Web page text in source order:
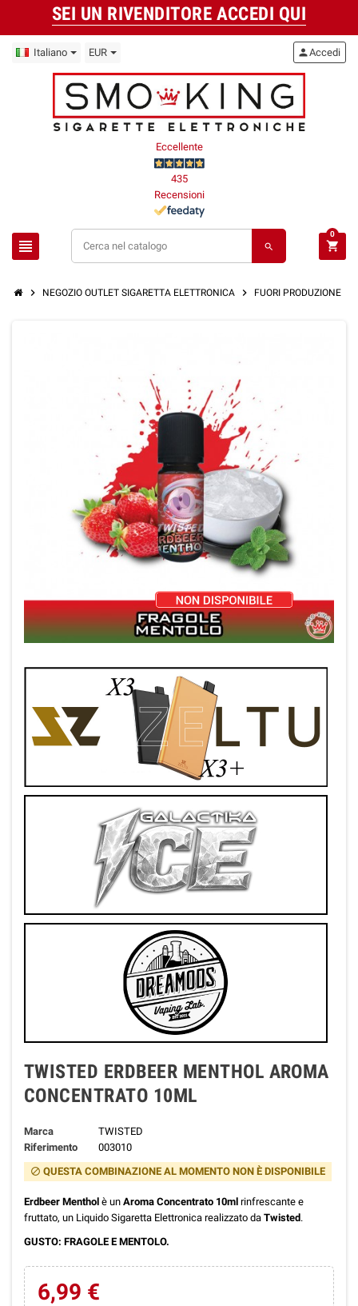
SEI UN RIVENDITORE ACCEDI QUI
Italiano EUR
Eccellente
435
Recensioni
view_headline search
personAccedi
shopping_cart
0
chevron_right NEGOZIO OUTLET SIGARETTA ELETTRONICA chevron_right FUORI PRODUZIONE
TWISTED ERDBEER MENTHOL AROMA
CONCENTRATO 10ML
Marca
TWISTED
Riferimento
003010
block QUESTA COMBINAZIONE AL MOMENTO NON È DISPONIBILE
Erdbeer Menthol è un Aroma Concentrato 10ml rinfrescante e
fruttato, un Liquido Sigaretta Elettronica realizzato da Twisted.
GUSTO: FRAGOLE E MENTOLO.
6,99 €